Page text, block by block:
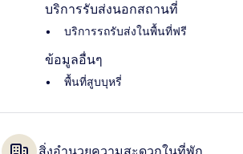
บริการรับส่งนอกสถานที่
บริการรถรับส่งในพื้นที่ฟรี
ข้อมูลอื่นๆ
พื้นที่สูบบุหรี่